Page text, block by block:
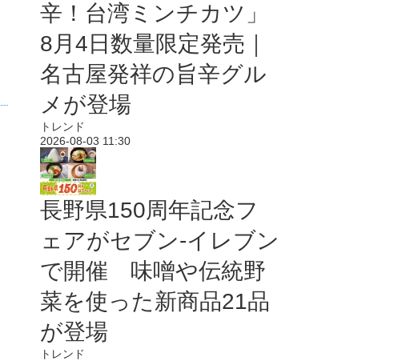
辛！台湾ミンチカツ」
8月4日数量限定発売｜
名古屋発祥の旨辛グル
メが登場
トレンド
2026-08-03 11:30
長野県150周年記念フ
ェアがセブン-イレブン
で開催 味噌や伝統野
菜を使った新商品21品
が登場
トレンド